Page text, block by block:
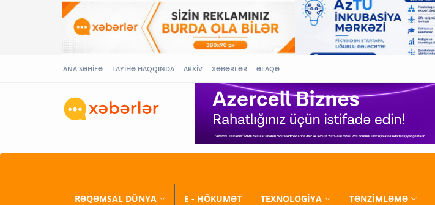
ANA SƏHİFƏ LAYİHƏ HAQQINDA ARXİV XƏBƏRLƏR ƏLAQƏ
RƏQƏMSAL DÜNYA E - HÖKUMƏT TEXNOLOGİYA TƏNZİMLƏMƏ